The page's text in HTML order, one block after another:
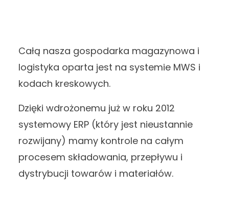
Całą nasza gospodarka magazynowa i
logistyka oparta jest na systemie MWS i
kodach kreskowych.
Dzięki wdrożonemu już w roku 2012
systemowy ERP (który jest nieustannie
rozwijany) mamy kontrole na całym
procesem składowania, przepływu i
dystrybucji towarów i materiałów.